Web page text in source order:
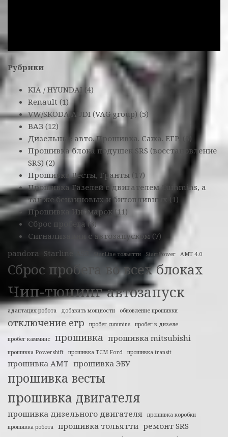
Рубрики
KIA / HYUNDAI (4)
Renault (1)
VW/SKODA/AUDI (VAG group) (5)
ВАЗ (12)
Дизельные авто. Прошивка. Сажа. ЕГР.
(6)
Прошивка блока подушек SRS (восстановление
SRS) (2)
Прошивка Весты, Гранты (17)
Прошивка Газелей с двигателем Cummins, а
так же бензиновых и битопливных
(1)
Прошивка Иномарок (11)
Сброс пробега(3)
Сигнализации с автозапуском (7)
pandora Starline A93 StarLine тольятти StartPower АМТ 4.0
Сброс пробега во всех блоках
Чип-тюнинг автозапуск
адаптация робота добавить мощности обновление прошивки
отключение егр пробег cummins пробег в дизеле
пробег камминс прошивка прошивка mitsubishi
прошивка Powershift прошивка TCM Ford прошивка transit
прошивка АМТ прошивка ЭБУ
прошивка весты
прошивка двигателя
прошивка дизельного двигателя
прошивка коробки
прошивка робота
прошивка тольятти ремонт SRS